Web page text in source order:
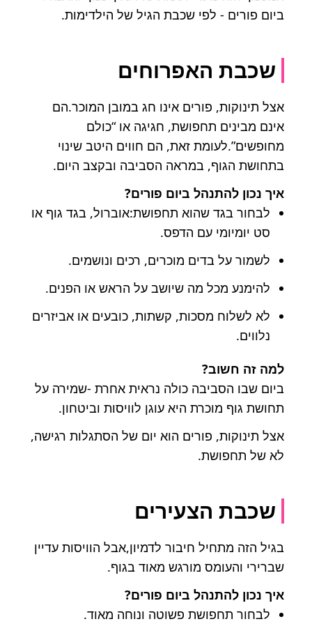
ביום פורים - לפי שכבת הגיל של הילדימות.
שכבת האפרוחים
אצל תינוקות, פורים אינו חג במובן המוכר.הם
אינם מבינים תחפושת, חגיגה או “כולם
מחופשים”.לעומת זאת, הם חווים היטב שינוי
בתחושת הגוף, במראה הסביבה ובקצב היום.
איך נכון להתנהל ביום פורים?
לבחור בגד שהוא תחפושת:אוברול, בגד גוף או
סט יומיומי עם הדפס.
לשמור על בדים מוכרים, רכים ונושמים.
להימנע מכל מה שיושב על הראש או הפנים.
לא לשלוח מסכות, קשתות, כובעים או אביזרים
נלווים.
למה זה חשוב?
ביום שבו הסביבה כולה נראית אחרת -שמירה על
תחושת גוף מוכרת היא עוגן לוויסות וביטחון.
אצל תינוקות, פורים הוא יום של הסתגלות רגישה,
לא של תחפושת.
שכבת הצעירים
בגיל הזה מתחיל חיבור לדמיון,אבל הוויסות עדיין
שברירי והעומס מורגש מאוד בגוף.
איך נכון להתנהל ביום פורים?
לבחור תחפושת פשוטה ונוחה מאוד.